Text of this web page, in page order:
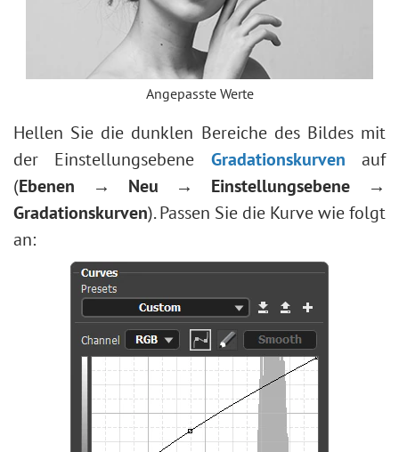
Angepasste Werte
Hellen Sie die dunklen Bereiche des Bildes mit
der Einstellungsebene Gradationskurven auf
(Ebenen → Neu → Einstellungsebene →
Gradationskurven). Passen Sie die Kurve wie folgt
an: